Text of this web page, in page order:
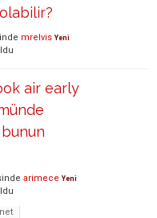
mrelvis Yeni
air early
arimece Yeni